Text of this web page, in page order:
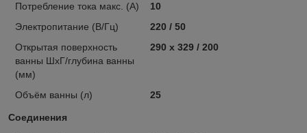
Потребление тока макс. (А)
10
Электропитание (В/Гц)
220 / 50
Открытая поверхность
ванны ШхГ/глубина ванны
(мм)
290 x 329 / 200
Объём ванны (л) 25
Соединения